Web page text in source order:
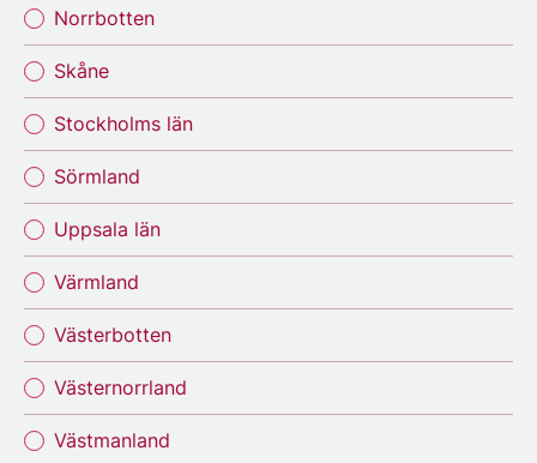
Norrbotten
Skåne
Stockholms län
Sörmland
Uppsala län
Värmland
Västerbotten
Västernorrland
Västmanland